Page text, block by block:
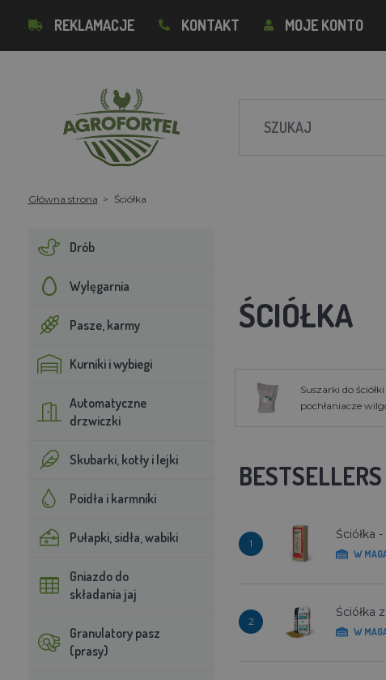
REKLAMACJE KONTAKT MOJE KONTO
Główna strona Ściółka
Drób
Wylęgarnia
Pasze, karmy
Kurniki i wybiegi
Automatyczne
drzwiczki
Skubarki, kotły i lejki
Poidła i karmniki
Pułapki, sidła, wabiki
Gniazdo do
składania jaj
Granulatory pasz
(prasy)
ŚCIÓŁKA
Suszarki do ściółki
pochłaniacze
BESTSELLERS
1
Ściółka
W
2
Ściółka
W